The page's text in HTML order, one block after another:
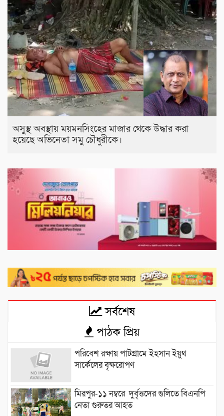
অসুস্থ অবস্থায় ময়মনসিংহের মাজার থেকে উদ্ধার করা
হয়েছে অভিনেতা সমু চৌধুরীকে।
সর্বশেষ
পাঠক প্রিয়
পরিবেশ রক্ষায় পাটগ্রামে ইহসান ইয়ুথ
সার্কেলের বৃক্ষরোপণ
মিরপুর-১১ নম্বরে দুর্বৃত্তদের গুলিতে বিএনপি
নেতা গুরুতর আহত